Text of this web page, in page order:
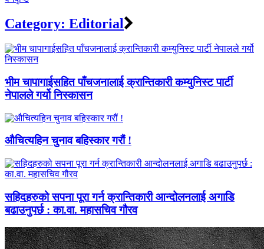
Category: Editorial
भीम चापागाईसहित पाँचजनालाई क्रान्तिकारी कम्युनिस्ट पार्टी
नेपालले गर्यो निस्कासन
औचित्यहिन चुनाव बहिस्कार गरौं !
सहिदहरुको सपना पूरा गर्न क्रान्तिकारी आन्दोलनलाई अगाडि
बढाउनुपर्छ : का.वा. महासचिव गौरव